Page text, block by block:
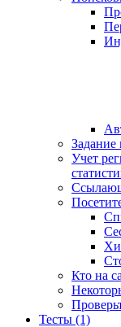
Задание
Учет
Кто на
Тесты (1)